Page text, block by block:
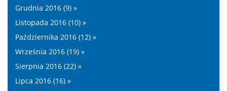
Grudnia 2016 (9) »
Listopada 2016 (10) »
Października 2016 (12) »
Września 2016 (19) »
Sierpnia 2016 (22) »
Lipca 2016 (16) »